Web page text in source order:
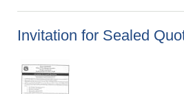
Invitation for Sealed